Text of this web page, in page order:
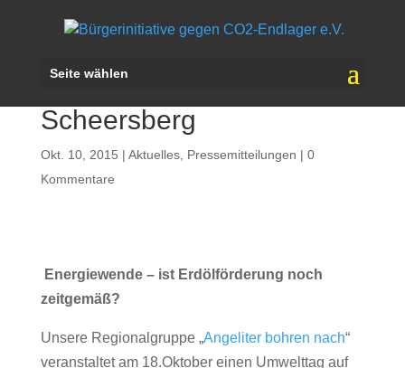
Seite wählen
Angeliter Umwelttag 2015
Scheersberg
Okt. 10, 2015 | Aktuelles, Pressemitteilungen | 0
Kommentare
Energiewende – ist Erdölförderung noch
zeitgemäß?
Unsere Regionalgruppe „Angeliter bohren nach“
veranstaltet am 18.Oktober einen Umwelttag auf